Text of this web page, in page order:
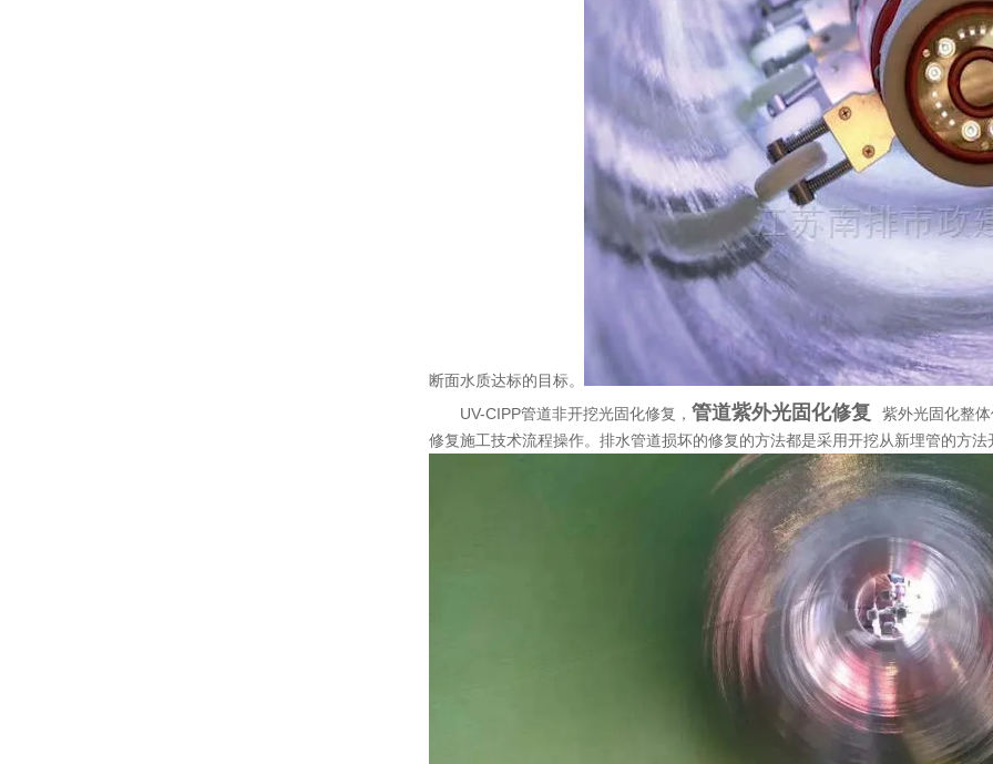
断面水质达标的目标。
UV-CIPP管道非开挖光固化修复， 管道紫外光固化修复
紫外光固化整
修复施工技术流程操作。排水管道损坏的修复的方法都是采用开挖从新埋管的方法